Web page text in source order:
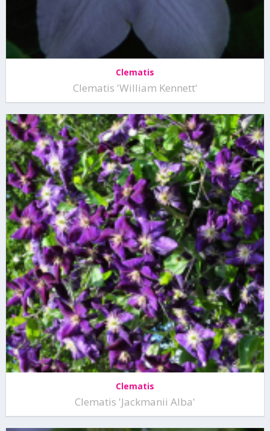
Clematis
Clematis 'William Kennett'
Clematis
Clematis 'Jackmanii Alba'